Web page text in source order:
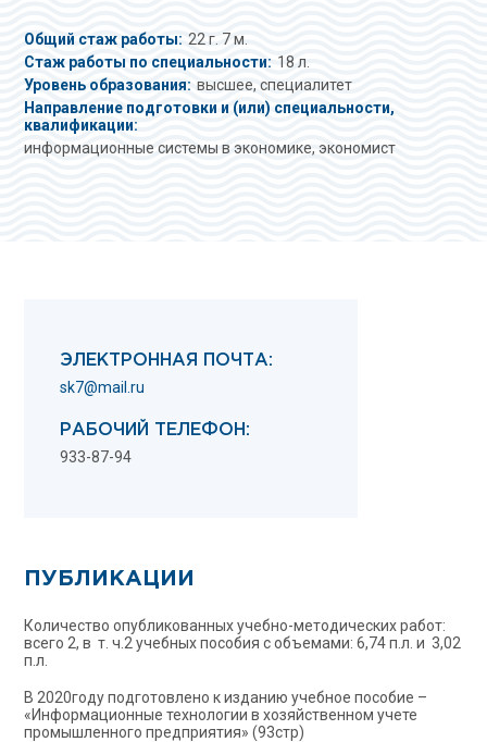
Общий стаж работы: 22 г. 7 м.
Стаж работы по специальности: 18 л.
Уровень образования: высшее, специалитет
Направление подготовки и (или) специальности,
квалификации:
информационные системы в экономике, экономист
ЭЛЕКТРОННАЯ ПОЧТА:
sk7@mail.ru
РАБОЧИЙ ТЕЛЕФОН:
933-87-94
ПУБЛИКАЦИИ
Количество опубликованных учебно-методических работ:
всего 2, в т. ч.2 учебных пособия с объемами: 6,74 п.л. и 3,02
п.л.
В 2020году подготовлено к изданию учебное пособие –
«Информационные технологии в хозяйственном учете
промышленного предприятия» (93стр)